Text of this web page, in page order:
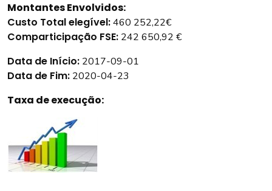
Montantes Envolvidos:
Custo Total elegível:460 252,22€
Comparticipação FSE: 242 650,92 €
Data de Início: 2017-09-01
Data de Fim: 2020-04-23
Taxa de execução: